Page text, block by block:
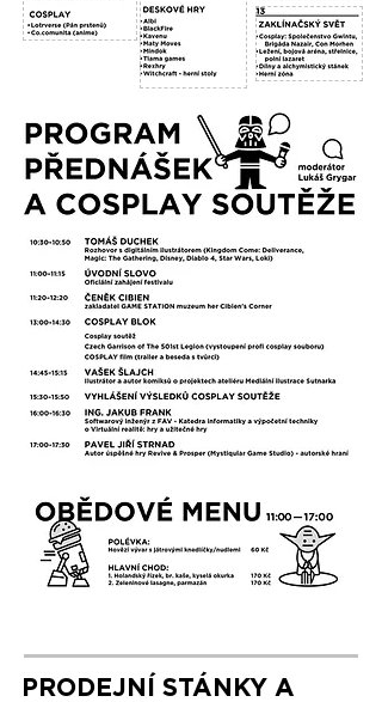
PRODEJNÍ STÁNKY A